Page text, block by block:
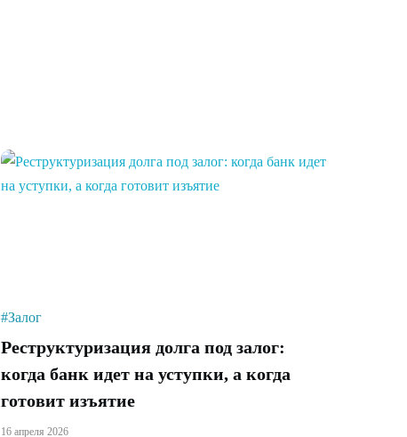
#Залог
Реструктуризация долга под залог:
когда банк идет на уступки, а когда
готовит изъятие
16 апреля 2026